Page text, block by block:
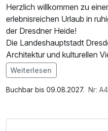
Herzlich willkommen zu
erlebnisreichen Urlaub in
der Dresdner Heide!
Die Landeshauptstadt
Architektur und kulturellen
wenigen Autominuten,
mit der S-Bahn – ideal für
Weiterlesen
Buchbar bis 09.08.2027. Nr: